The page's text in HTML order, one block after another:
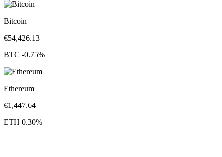
Bitcoin
€54,426.13
BTC -0.75%
Ethereum
€1,447.64
ETH 0.30%